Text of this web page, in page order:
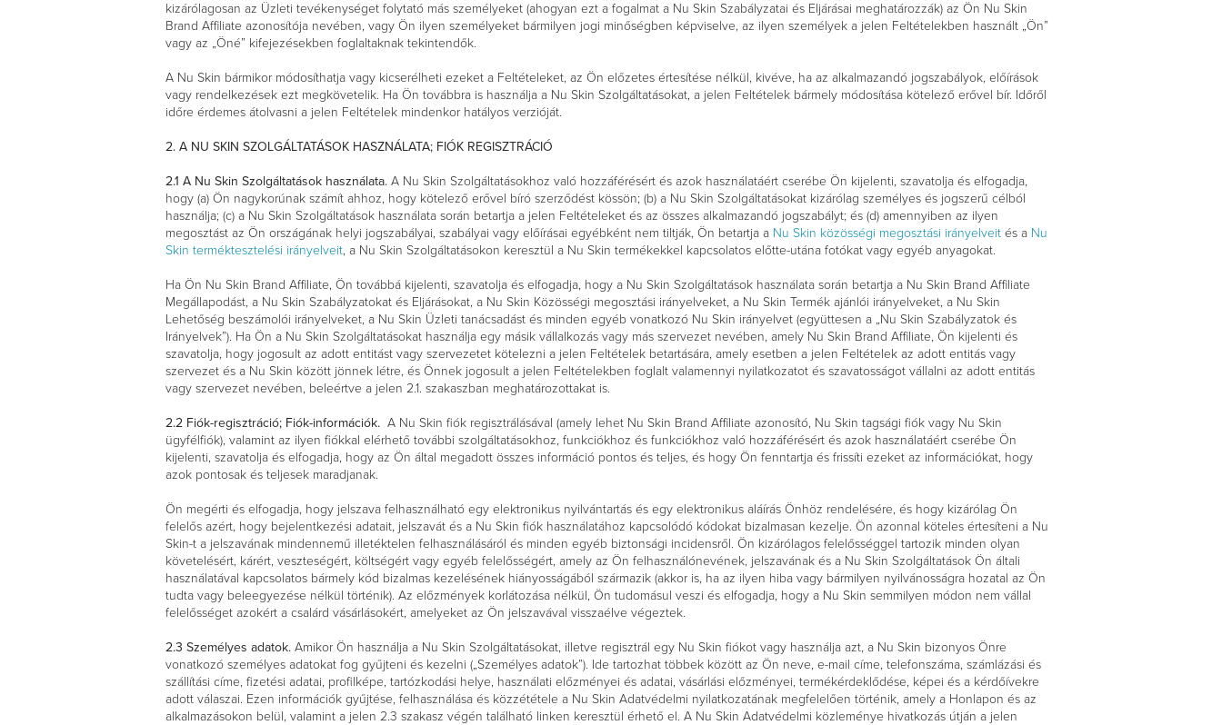
kizárólagosan az Üzleti tevékenységet folytató más személyeket (ahogyan ezt a fogalmat a Nu Skin Szabályzatai és Eljárásai meghatározzák) az Ön Nu Skin
Brand Affiliate azonosítója nevében, vagy Ön ilyen személyeket bármilyen jogi minőségben képviselve, az ilyen személyek a jelen Feltételekben használt „Ön”
vagy az „Öné” kifejezésekben foglaltaknak tekintendők.
A Nu Skin bármikor módosíthatja vagy kicserélheti ezeket a Feltételeket, az Ön előzetes értesítése nélkül, kivéve, ha az alkalmazandó jogszabályok, előírások
vagy rendelkezések ezt megkövetelik. Ha Ön továbbra is használja a Nu Skin Szolgáltatásokat, a jelen Feltételek bármely módosítása kötelező erővel bír. Időről
időre érdemes átolvasni a jelen Feltételek mindenkor hatályos verzióját.
2. A NU SKIN SZOLGÁLTATÁSOK HASZNÁLATA; FIÓK REGISZTRÁCIÓ
2.1 A Nu Skin Szolgáltatások használata. A Nu Skin Szolgáltatásokhoz való hozzáférésért és azok használatáért cserébe Ön kijelenti, szavatolja és elfogadja,
hogy (a) Ön nagykorúnak számít ahhoz, hogy kötelező erővel bíró szerződést kössön; (b) a Nu Skin Szolgáltatásokat kizárólag személyes és jogszerű célból
használja; (c) a Nu Skin Szolgáltatások használata során betartja a jelen Feltételeket és az összes alkalmazandó jogszabályt; és (d) amennyiben az ilyen
megosztást az Ön országának helyi jogszabályai, szabályai vagy előírásai egyébként nem tiltják, Ön betartja a Nu Skin közösségi megosztási irányelveit és a Nu
Skin terméktesztelési irányelveit, a Nu Skin Szolgáltatásokon keresztül a Nu Skin termékekkel kapcsolatos előtte-utána fotókat vagy egyéb anyagokat.
Ha Ön Nu Skin Brand Affiliate, Ön továbbá kijelenti, szavatolja és elfogadja, hogy a Nu Skin Szolgáltatások használata során betartja a Nu Skin Brand Affiliate
Megállapodást, a Nu Skin Szabályzatokat és Eljárásokat, a Nu Skin Közösségi megosztási irányelveket, a Nu Skin Termék ajánlói irányelveket, a Nu Skin
Lehetőség beszámolói irányelveket, a Nu Skin Üzleti tanácsadást és minden egyéb vonatkozó Nu Skin irányelvet (együttesen a „Nu Skin Szabályzatok és
Irányelvek”). Ha Ön a Nu Skin Szolgáltatásokat használja egy másik vállalkozás vagy más szervezet nevében, amely Nu Skin Brand Affiliate, Ön kijelenti és
szavatolja, hogy jogosult az adott entitást vagy szervezetet kötelezni a jelen Feltételek betartására, amely esetben a jelen Feltételek az adott entitás vagy
szervezet és a Nu Skin között jönnek létre, és Önnek jogosult a jelen Feltételekben foglalt valamennyi nyilatkozatot és szavatosságot vállalni az adott entitás
vagy szervezet nevében, beleértve a jelen 2.1. szakaszban meghatározottakat is.
2.2 Fiók-regisztráció; Fiók-információk. A Nu Skin fiók regisztrálásával (amely lehet Nu Skin Brand Affiliate azonosító, Nu Skin tagsági fiók vagy Nu Skin
ügyfélfiók), valamint az ilyen fiókkal elérhető további szolgáltatásokhoz, funkciókhoz és funkciókhoz való hozzáférésért és azok használatáért cserébe Ön
kijelenti, szavatolja és elfogadja, hogy az Ön által megadott összes információ pontos és teljes, és hogy Ön fenntartja és frissíti ezeket az információkat, hogy
azok pontosak és teljesek maradjanak.
Ön megérti és elfogadja, hogy jelszava felhasználható egy elektronikus nyilvántartás és egy elektronikus aláírás Önhöz rendelésére, és hogy kizárólag Ön
felelős azért, hogy bejelentkezési adatait, jelszavát és a Nu Skin fiók használatához kapcsolódó kódokat bizalmasan kezelje. Ön azonnal köteles értesíteni a Nu
Skin-t a jelszavának mindennemű illetéktelen felhasználásáról és minden egyéb biztonsági incidensről. Ön kizárólagos felelősséggel tartozik minden olyan
követelésért, kárért, veszteségért, költségért vagy egyéb felelősségért, amely az Ön felhasználónevének, jelszavának és a Nu Skin Szolgáltatások Ön általi
használatával kapcsolatos bármely kód bizalmas kezelésének hiányosságából származik (akkor is, ha az ilyen hiba vagy bármilyen nyilvánosságra hozatal az Ön
tudta vagy beleegyezése nélkül történik). Az előzmények korlátozása nélkül, Ön tudomásul veszi és elfogadja, hogy a Nu Skin semmilyen módon nem vállal
felelősséget azokért a csalárd vásárlásokért, amelyeket az Ön jelszavával visszaélve végeztek.
2.3 Személyes adatok. Amikor Ön használja a Nu Skin Szolgáltatásokat, illetve regisztrál egy Nu Skin fiókot vagy használja azt, a Nu Skin bizonyos Önre
vonatkozó személyes adatokat fog gyűjteni és kezelni („Személyes adatok”). Ide tartozhat többek között az Ön neve, e-mail címe, telefonszáma, számlázási és
szállítási címe, fizetési adatai, profilképe, tartózkodási helye, használati előzményei és adatai, vásárlási előzményei, termékérdeklődése, képei és a kérdőívekre
adott válaszai. Ezen információk gyűjtése, felhasználása és közzététele a Nu Skin Adatvédelmi nyilatkozatának megfelelően történik, amely a Honlapon és az
alkalmazásokon belül, valamint a jelen 2.3 szakasz végén található linken keresztül érhető el. A Nu Skin Adatvédelmi közleménye hivatkozás útján a jelen